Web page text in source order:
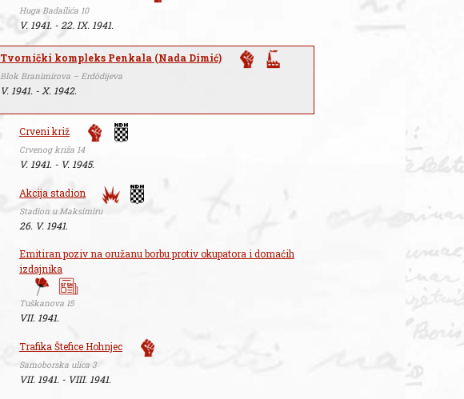
Huga Badailića 10
V. 1941. - 22. IX. 1941.
Tvornički kompleks Penkala (Nada Dimić)
Blok Branimirova – Erdödijeva
V. 1941. - X. 1942.
Crveni križ
Crvenog križa 14
V. 1941. - V. 1945.
Akcija stadion
Stadion u Maksimiru
26. V. 1941.
Emitiran poziv na oružanu borbu protiv okupatora i domaćih
izdajnika
Tuškanova 15
VII. 1941.
Trafika Štefice Hohnjec
Samoborska ulica 3
VII. 1941. - VIII. 1941.